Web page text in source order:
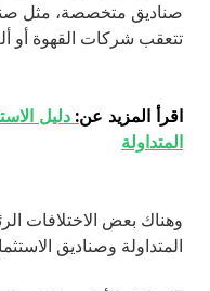
صناديق متخصصة، مثل
تتعقب شركات القهوة أو
اقرأ المزيد عن: دليل
المتداولة
وهناك بعض الاختلافات
المتداولة وصناديق